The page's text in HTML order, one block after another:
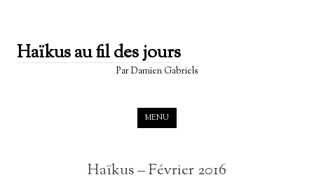
Haïkus au fil des jours
Par Damien Gabriels
MENU
Haïkus – Février 2016